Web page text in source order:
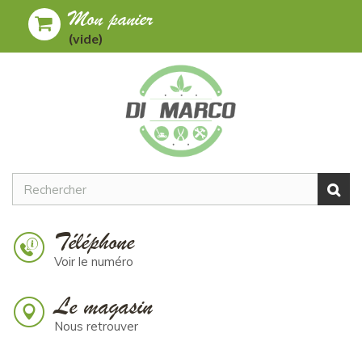
Mon panier
(vide)
Téléphone
Voir le numéro
Le magasin
Nous retrouver